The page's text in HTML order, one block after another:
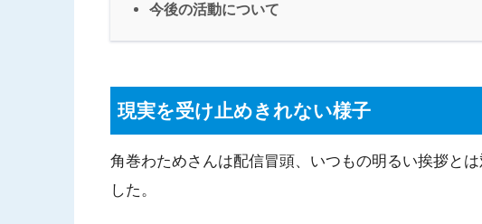
今後の活動について
現実を受け止めきれない様子
角巻わためさんは配信冒頭、いつもの明るい挨拶と
した。